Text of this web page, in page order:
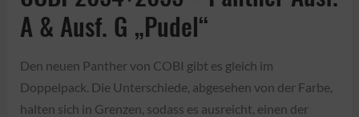
A & Ausf. G „Pudel“
Den neuen Panther von COBI gibt es gleich im
Doppelpack. Die Unterschiede, abgesehen von der Farbe,
halten sich in Grenzen, sodass es ausreicht, einen der